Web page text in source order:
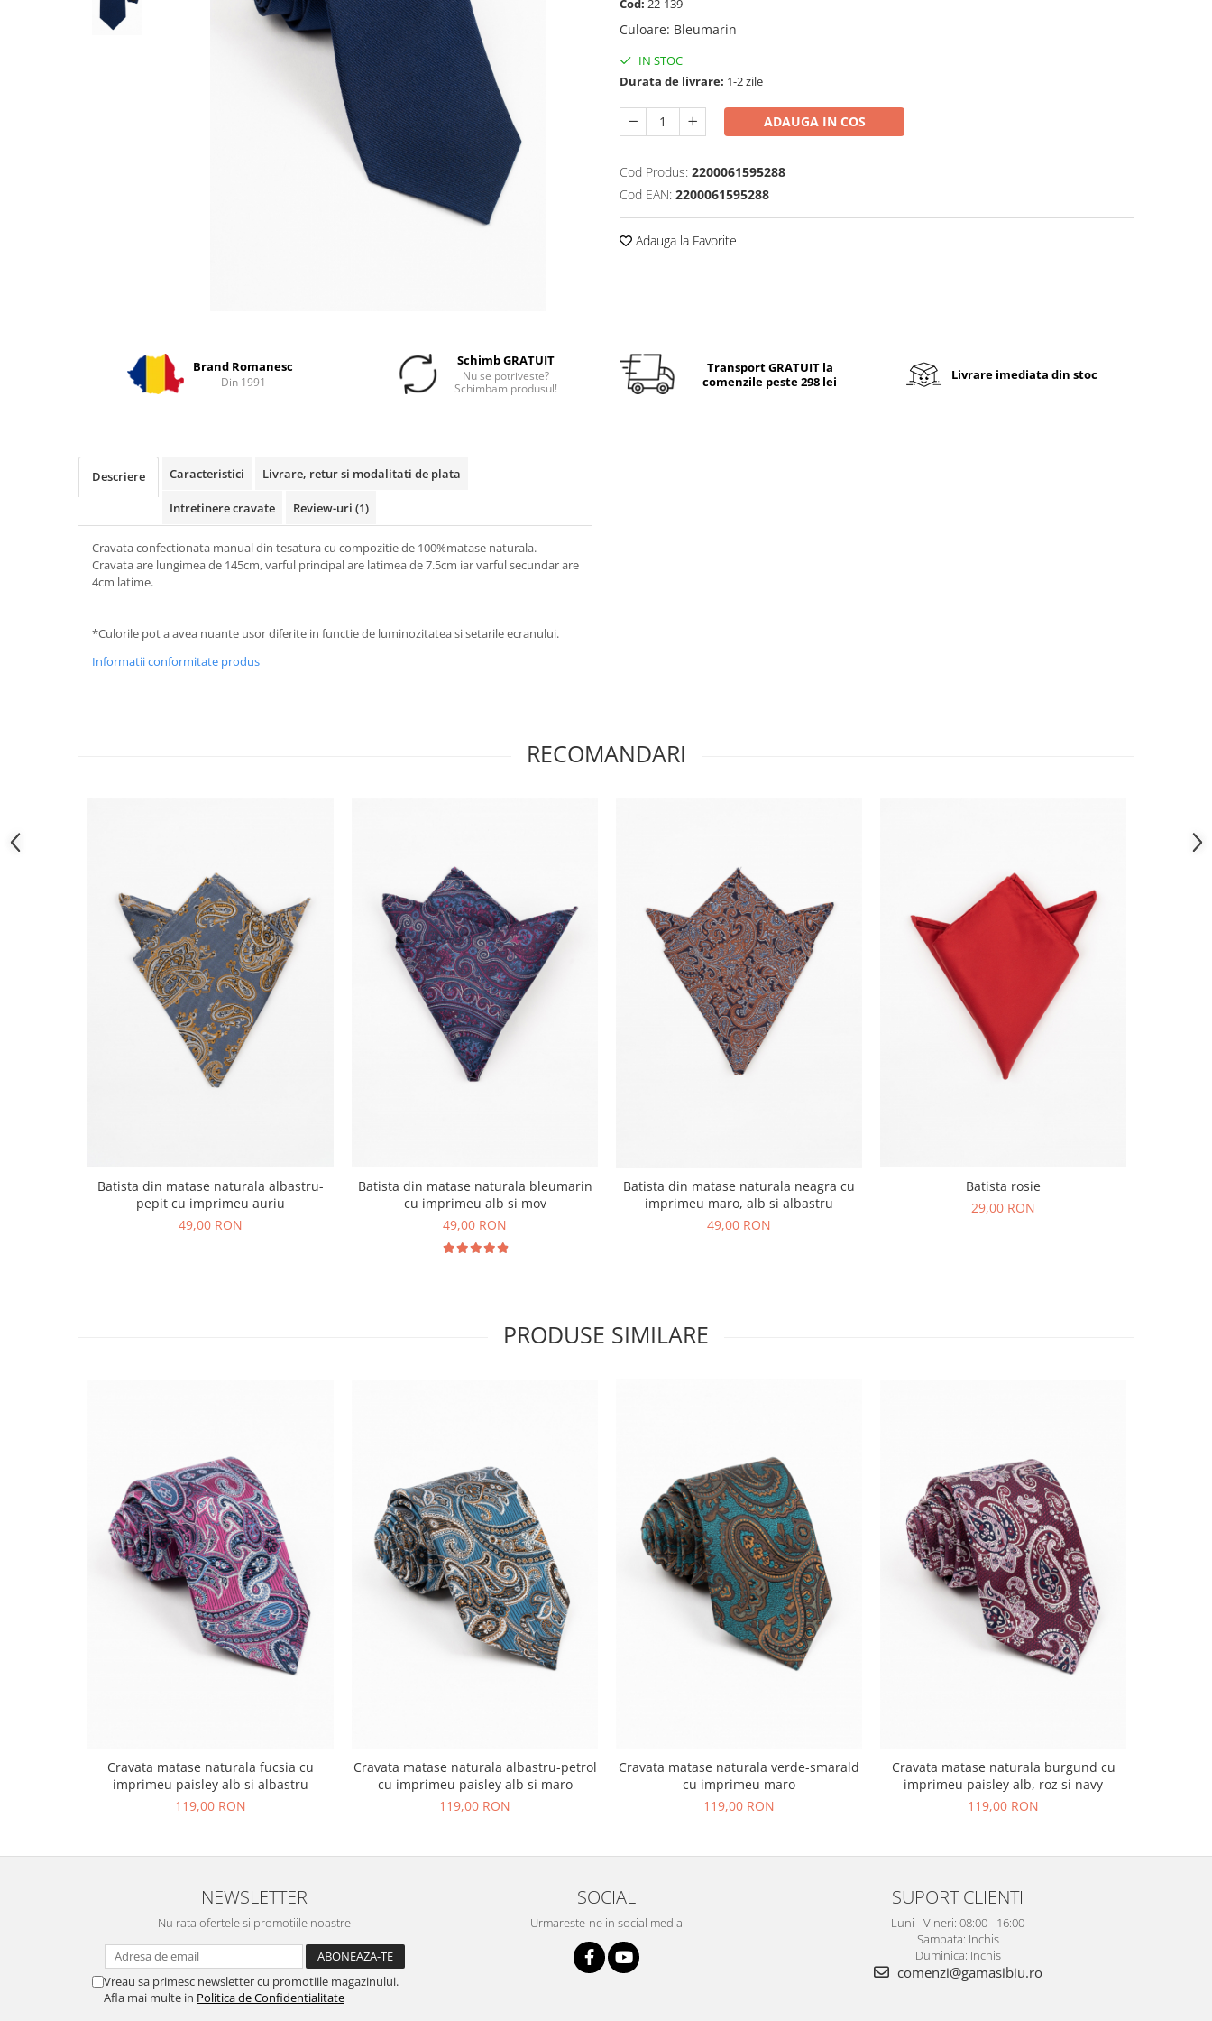
Cod: 22-139
Culoare: Bleumarin
IN STOC
Durata de livrare: 1-2 zile
ADAUGA IN COS
Cod Produs: 2200061595288
Cod EAN: 2200061595288
Adauga la Favorite
Brand Romanesc
Din 1991
Schimb GRATUIT
Nu se potriveste?
Schimbam produsul!
Transport GRATUIT la
comenzile peste 298 lei
Livrare imediata din stoc
Descriere Caracteristici Livrare, retur si modalitati de plata
Intretinere cravate Review-uri (1)
Cravata confectionata manual din tesatura cu compozitie de 100%matase naturala.
Cravata are lungimea de 145cm, varful principal are latimea de 7.5cm iar varful secundar are
4cm latime.
*Culorile pot a avea nuante usor diferite in functie de luminozitatea si setarile ecranului.
Informatii conformitate produs
RECOMANDARI
Batista din matase naturala albastru-
pepit cu imprimeu auriu
49,00 RON
Batista din matase naturala bleumarin
cu imprimeu alb si mov
49,00 RON
Batista din matase naturala neagra cu
imprimeu maro, alb si albastru
49,00 RON
Batista rosie
29,00 RON
PRODUSE SIMILARE
Cravata matase naturala fucsia cu
imprimeu paisley alb si albastru
119,00 RON
Cravata matase naturala albastru-petrol
cu imprimeu paisley alb si maro
119,00 RON
Cravata matase naturala verde-smarald
cu imprimeu maro
119,00 RON
Cravata matase naturala burgund cu
imprimeu paisley alb, roz si navy
119,00 RON
NEWSLETTER
Nu rata ofertele si promotiile noastre
Vreau sa primesc newsletter cu promotiile magazinului.
Afla mai multe in Politica de Confidentialitate
SOCIAL
Urmareste-ne in social media
SUPORT CLIENTI
Luni - Vineri: 08:00 - 16:00
Sambata: Inchis
Duminica: Inchis
comenzi@gamasibiu.ro